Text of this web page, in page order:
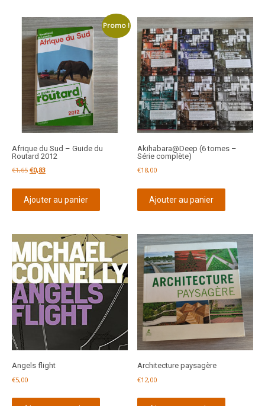
Promo !
Afrique du Sud – Guide du
Routard 2012
€1,65 Le
initial
€0,83Le
Ajouter au panier
Akihabara@Deep (6 tomes –
Série complète)
€18,00
Ajouter au panier
Angels flight
€5,00
Architecture paysagère
€12,00